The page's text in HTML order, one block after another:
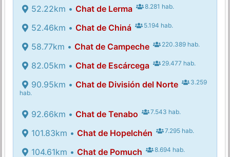
52.22km • Chat de Lerma 8.281 hab.
52.46km • Chat de Chiná 5.194 hab.
58.77km • Chat de Campeche 220.389 hab.
82.05km • Chat de Escárcega 29.477 hab.
90.95km • Chat de División del Norte
3.259
hab.
92.66km • Chat de Tenabo 7.543 hab.
101.83km • Chat de Hopelchén 7.295 hab.
104.61km • Chat de Pomuch 8.694 hab.